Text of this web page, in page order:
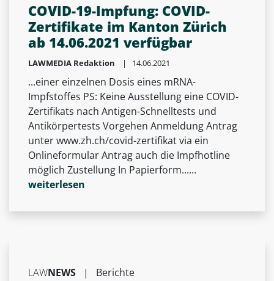
COVID-19-Impfung: COVID-
Zertifikate im Kanton Zürich
ab 14.06.2021 verfügbar
LAWMEDIA Redaktion | 14.06.2021
...einer einzelnen Dosis eines mRNA-
Impfstoffes PS: Keine Ausstellung eine COVID-
Zertifikats nach Antigen-Schnelltests und
Antikörpertests Vorgehen Anmeldung Antrag
unter www.zh.ch/covid-zertifikat via ein
Onlineformular Antrag auch die Impfhotline
möglich Zustellung In Papierform......
weiterlesen
LAWNEWS | Berichte